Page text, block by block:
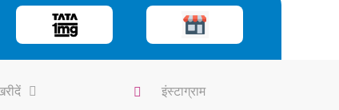
इंस्टाग्राम